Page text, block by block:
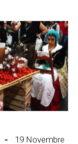
19 Novembre